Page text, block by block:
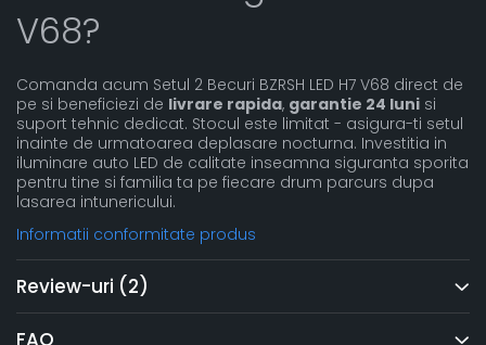
V68?
Comanda acum Setul 2 Becuri BZRSH LED H7 V68 direct de
pe si beneficiezi de livrare rapida, garantie 24 luni si
suport tehnic dedicat. Stocul este limitat - asigura-ti setul
inainte de urmatoarea deplasare nocturna. Investitia in
iluminare auto LED de calitate inseamna siguranta sporita
pentru tine si familia ta pe fiecare drum parcurs dupa
lasarea intunericului.
Informatii conformitate produs
Review-uri (2)
FAQ